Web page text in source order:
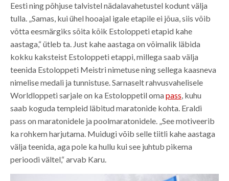
Eesti ning põhjuse talvistel nädalavahetustel kodunt välja
tulla. „Samas, kui ühel hooajal igale etapile ei jõua, siis võib
võtta eesmärgiks sõita kõik Estoloppeti etapid kahe
aastaga,“ ütleb ta. Just kahe aastaga on võimalik läbida
kokku kaksteist Estoloppeti etappi, millega saab välja
teenida Estoloppeti Meistri nimetuse ning sellega kaasneva
nimelise medali ja tunnistuse. Sarnaselt rahvusvahelisele
Worldloppeti sarjale on ka Estoloppetil omapass, kuhu
saab koguda templeid läbitud maratonide kohta. Eraldi
pass on maratonidele ja poolmaratonidele. „See motiveerib
ka rohkem harjutama. Muidugi võib selle tiitli kahe aastaga
välja teenida, aga pole ka hullu kui see juhtub pikema
perioodi vältel,“ arvab Karu.